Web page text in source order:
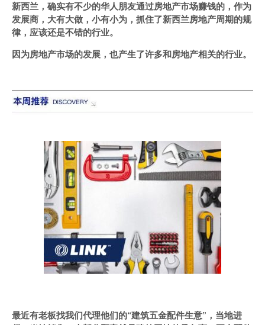
新西兰，确实有不少的华人朋友通过房地产市场赚钱的，作为
发展商，大有大做，小有小为，抓住了新西兰房地产周期的规
律，应该还是不错的行业。
因为房地产市场的发展，也产生了许多和房地产相关的行业。
最近有老板找我们代理他们的“建筑五金配件生意”，当地进